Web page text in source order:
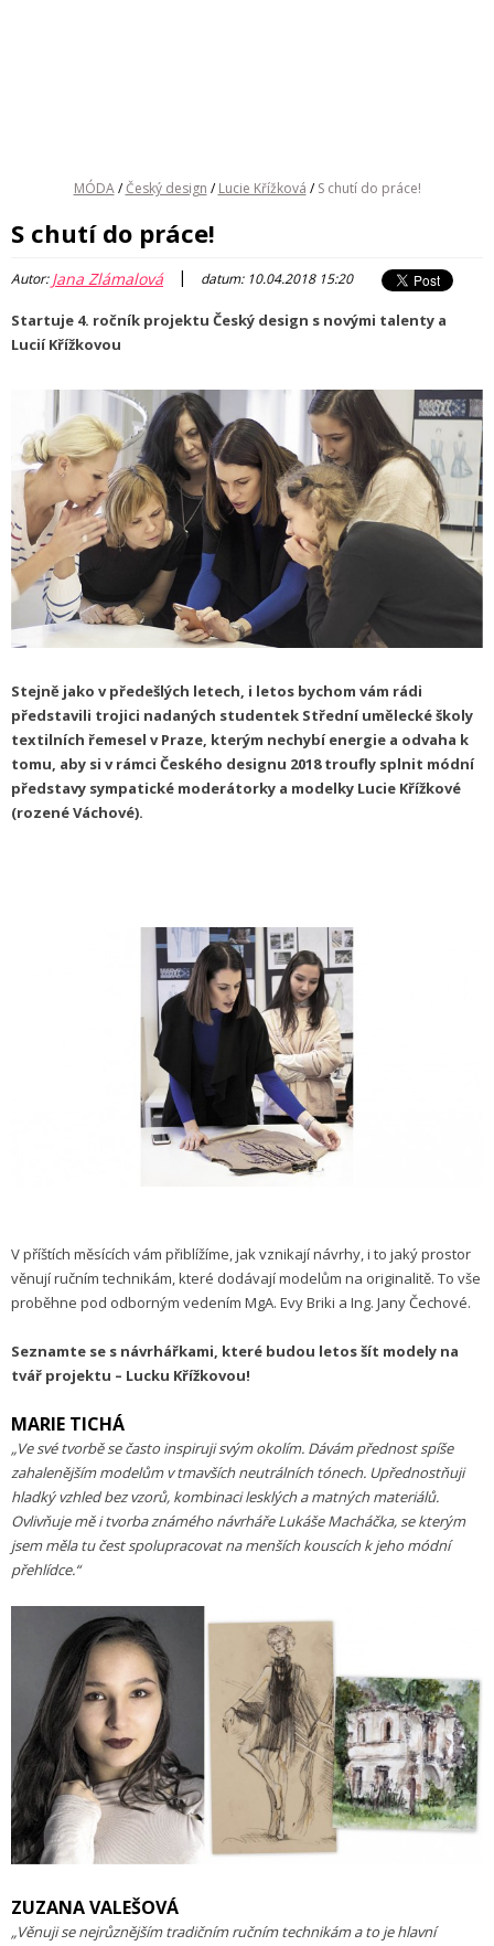
MÓDA / Český design / Lucie Křížková / S chutí do práce!
S chutí do práce!
Autor:Jana Zlámalová | datum: 10.04.2018 15:20
Startuje 4. ročník projektu Český design s novými talenty a
Lucií Křížkovou
Stejně jako v předešlých letech, i letos bychom vám rádi
představili trojici nadaných studentek Střední umělecké školy
textilních řemesel v Praze, kterým nechybí energie a odvaha k
tomu, aby si v rámci Českého designu 2018 troufly splnit módní
představy sympatické moderátorky a modelky Lucie Křížkové
(rozené Váchové).
V příštích měsících vám přiblížíme, jak vznikají návrhy, i to jaký prostor
věnují ručním technikám, které dodávají modelům na originalitě. To vše
proběhne pod odborným vedením MgA. Evy Briki a Ing. Jany Čechové.
Seznamte se s návrhářkami, které budou letos šít modely na
tvář projektu – Lucku Křížkovou!
MARIE TICHÁ
„Ve své tvorbě se často inspiruji svým okolím. Dávám přednost spíše
zahalenějším modelům v tmavších neutrálních tónech. Upřednostňuji
hladký vzhled bez vzorů, kombinaci lesklých a matných materiálů.
Ovlivňuje mě i tvorba známého návrháře Lukáše Macháčka, se kterým
jsem měla tu čest spolupracovat na menších kouscích k jeho módní
přehlídce.“
ZUZANA VALEŠOVÁ
„Věnuji se nejrůznějším tradičním ručním technikám a to je hlavní